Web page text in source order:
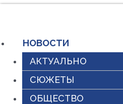
содержимому
НОВОСТИ
АКТУАЛЬНО
СЮЖЕТЫ
ОБЩЕСТВО